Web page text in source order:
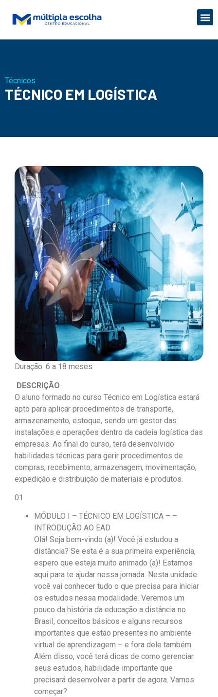
Técnicos
TÉCNICO EM LOGÍSTICA
Duração: 6 a 18 meses
DESCRIÇÃO
O aluno formado no curso Técnico em Logística estará
apto para aplicar procedimentos de transporte,
armazenamento, estoque, sendo um gestor das
instalações e operações dentro da cadeia logística das
empresas. Ao final do curso, terá desenvolvido
habilidades técnicas para gerir procedimentos de
compras, recebimento, armazenagem, movimentação,
expedição e distribuição de materiais e produtos.
01
MÓDULO I – TÉCNICO EM LOGÍSTICA – –
INTRODUÇÃO AO EAD
Olá! Seja bem-vindo (a)! Você já estudou a
distância? Se esta é a sua primeira experiência,
espero que esteja muito animado (a)! Estamos
aqui para te ajudar nessa jornada. Nesta unidade
você vai conhecer tudo o que precisa para iniciar
os estudos nessa modalidade. Veremos um
pouco da história da educação a distância no
Brasil, conceitos básicos e alguns recursos
importantes que estão presentes no ambiente
virtual de aprendizagem – e fora dele também.
Além disso, você terá dicas de como gerenciar
seus estudos, habilidade importante que
precisará desenvolver a partir de agora. Vamos
começar?